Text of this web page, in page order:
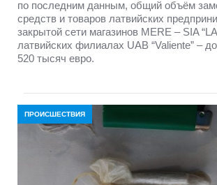
по последним данным, общий объём
средств и товаров латвийских
закрытой сети магазинов MERE – SIA
латвийских филиалах UAB “Valiente” –
520 тысяч евро.
ПРОИСШЕСТВИЯ